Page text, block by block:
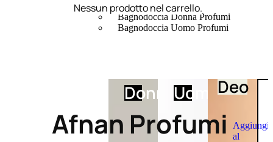
Creme Mani
Bagnodoccia Donna Profumi
Bagnodoccia Uomo Profumi
DonnaUomoDeo
Aggiungi
al
Nessun prodotto nel carrello.
Afnan Profumi